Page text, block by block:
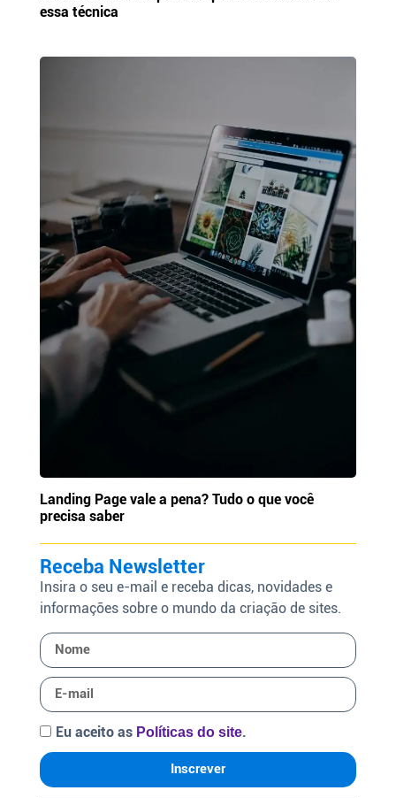
essa técnica
Landing Page vale a pena? Tudo o que você
precisa saber
Receba Newsletter
Insira o seu e-mail e receba dicas, novidades e
informações sobre o mundo da criação de sites.
Eu aceito as Políticas do site.
Inscrever